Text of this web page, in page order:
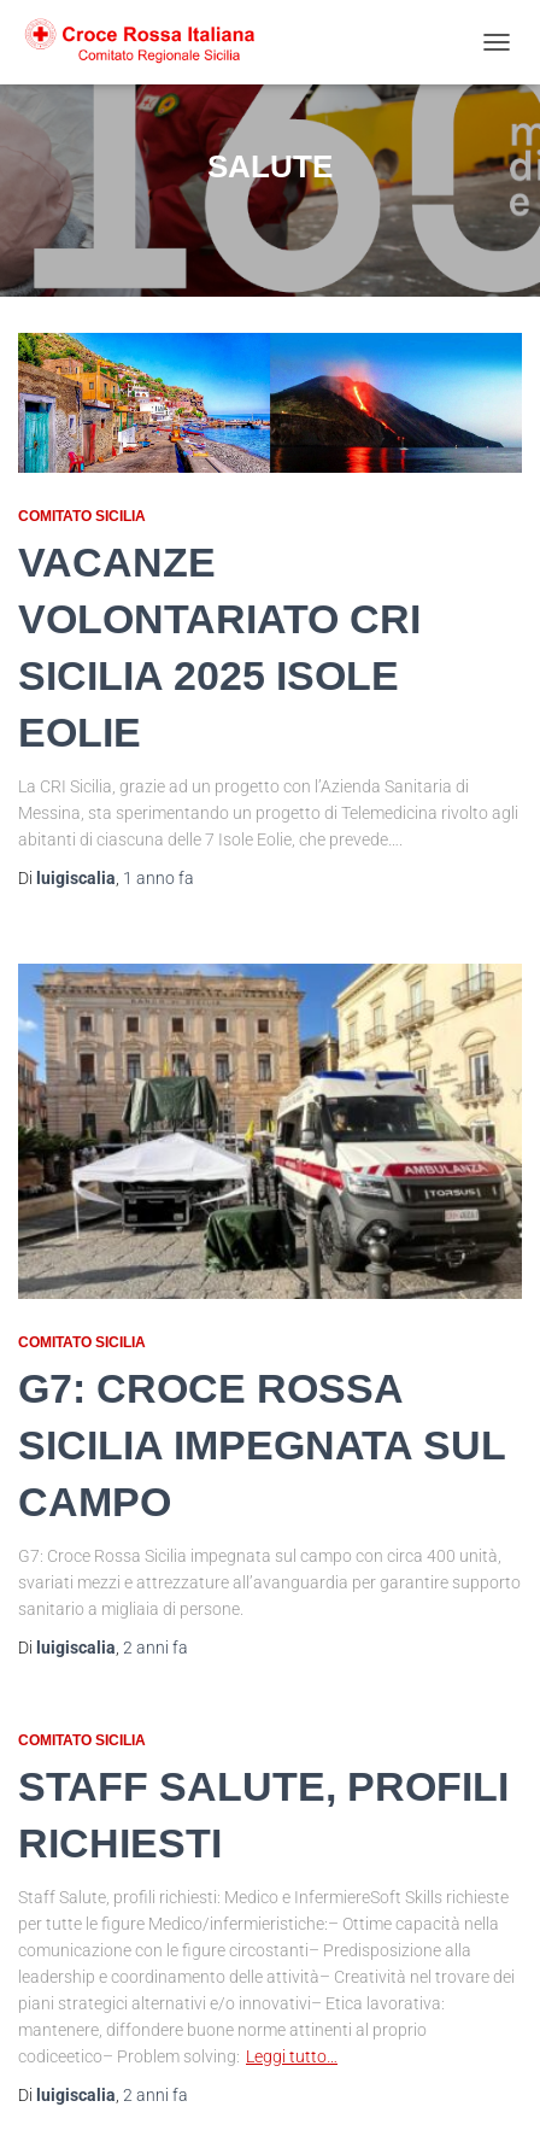
SALUTE
COMITATO SICILIA
VACANZE
VOLONTARIATO CRI
SICILIA 2025 ISOLE
EOLIE
La CRI Sicilia, grazie ad un progetto con l’Azienda Sanitaria di
Messina, sta sperimentando un progetto di Telemedicina rivolto agli
abitanti di ciascuna delle 7 Isole Eolie, che prevede….
Di luigiscalia 1 annofa
COMITATO SICILIA
G7: CROCE ROSSA
SICILIA IMPEGNATA SUL
CAMPO
G7: Croce Rossa Sicilia impegnata sul campo con circa 400 unità,
svariati mezzi e attrezzature all’avanguardia per garantire supporto
sanitario a migliaia di persone.
Di luigiscalia, 2 anni fa
COMITATO SICILIA
STAFF SALUTE, PROFILI
RICHIESTI
Staff Salute, profili richiesti: Medico e InfermiereSoft Skills richieste
per tutte le figure Medico/infermieristiche:– Ottime capacità nella
comunicazione con le figure circostanti– Predisposizione alla
leadership e coordinamento delle attività– Creatività nel trovare dei
piani strategici alternativi e/o innovativi– Etica lavorativa:
mantenere, diffondere buone norme attinenti al proprio
codiceetico– Problem solving: Leggi tutto…
Di luigiscalia, 2 anni fa